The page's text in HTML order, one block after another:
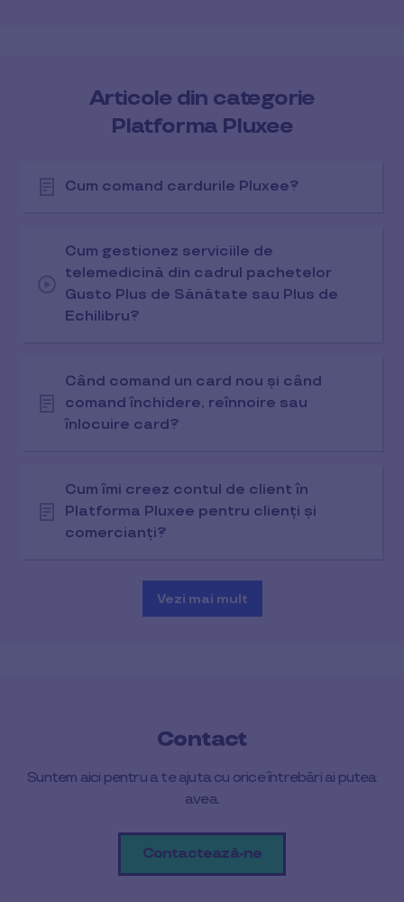
Articole din categorie
Platforma Pluxee
Cum comand cardurile Pluxee?
Cum gestionez serviciile de
telemedicină din cadrul pachetelor
Gusto Plus de Sănătate sau Plus de
Echilibru?
Când comand un card nou și când
comand închidere, reînnoire sau
înlocuire card?
Cum îmi creez contul de client în
Platforma Pluxee pentru clienți și
comercianți?
Vezi mai mult
Contact
Suntem aici pentru a te ajuta cu orice întrebări ai putea
avea.
Contactează-ne